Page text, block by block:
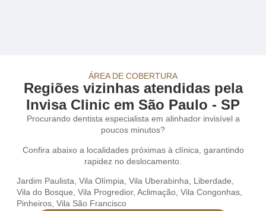
ÁREA DE COBERTURA
Regiões vizinhas atendidas pela
Invisa Clinic em São Paulo - SP
Procurando dentista especialista em alinhador invisível a
poucos minutos?
Confira abaixo a localidades próximas à clínica, garantindo
rapidez no deslocamento.
Jardim Paulista Vila Olímpia Vila Uberabinha Liberdade
Vila do Bosque Vila Progredior, Aclimação Vila Congonhas
Pinheiros Vila São Francisco